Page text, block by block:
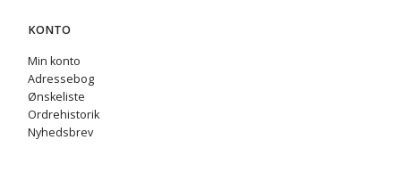
KONTO
Min konto
Adressebog
Ønskeliste
Ordrehistorik
Nyhedsbrev